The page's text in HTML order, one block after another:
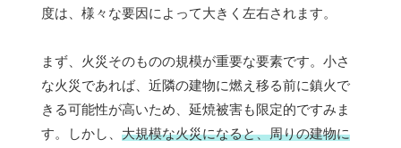
度は、様々な要因によって大きく左右されます。
まず、火災そのものの規模が重要な要素です。小さ
な火災であれば、近隣の建物に燃え移る前に鎮火で
きる可能性が高いため、延焼被害も限定的ですみま
す。しかし、 大規模な火災になると、周りの建物に